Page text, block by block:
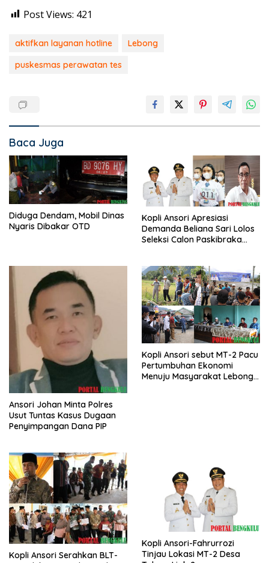
Post Views: 421
aktifkan layanan hotline
Lebong
puskesmas perawatan tes
Baca Juga
Diduga Dendam, Mobil Dinas
Nyaris Dibakar OTD
Kopli Ansori Apresiasi
Demanda Beliana Sari Lolos
Seleksi Calon Paskibraka
Ansori Johan Minta Polres
Usut Tuntas Kasus Dugaan
Penyimpangan Dana PIP
Kopli Ansori sebut MT-2 Pacu
Pertumbuhan Ekonomi
Menuju Masyarakat Lebong
Kopli Ansori Serahkan BLT-
Kopli Ansori-Fahrurrozi
Tinjau Lokasi MT-2 Desa